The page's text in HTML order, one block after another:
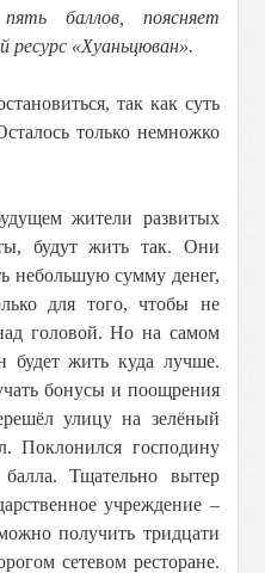
баллов, поясняет
ресурс «Хуаньцюван».
так как суть
только немножко
жители развитых
будут жить так. Они
небольшую сумму денег,
для того, чтобы не
головой. Но на самом
будет жить куда лучше.
бонусы и поощрения
улицу на зелёный
Поклонился господину
Тщательно вытер
учреждение –
получить тридцати
сетевом ресторане.